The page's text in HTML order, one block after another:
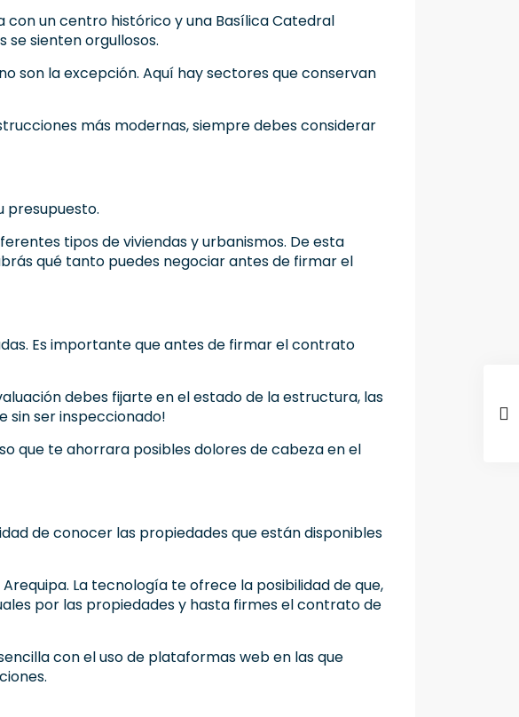
un centro histórico y una Basílica Catedral
se sienten orgullosos.
son la excepción. Aquí hay sectores que conservan
más modernas, siempre debes considerar
presupuesto.
tipos de viviendas y urbanismos. De esta
qué tanto puedes negociar antes de firmar el
Es importante que antes de firmar el contrato
debes fijarte en el estado de la estructura, las
sin ser inspeccionado!
que te ahorrara posibles dolores de cabeza en el
de conocer las propiedades que están disponibles
La tecnología te ofrece la posibilidad de que,
por las propiedades y hasta firmes el contrato de
con el uso de plataformas web en las que